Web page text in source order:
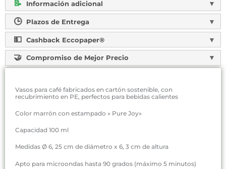
Información adicional
Plazos de Entrega
Cashback Eccopaper®
Compromiso de Mejor Precio
Vasos para café fabricados en cartón sostenible, con
recubrimiento en PE, perfectos para bebidas calientes
Color marrón con estampado » Pure Joy»
Capacidad 100 ml
Medidas Ø 6, 25 cm de diámetro x 6, 3 cm de altura
Apto para microondas hasta 90 grados (máximo 5 minutos)